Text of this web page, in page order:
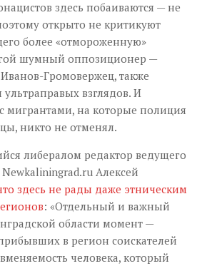
здесь побаиваются — не
открыто не критикуют
более «отмороженную»
шумный оппозиционер —
Громовержец, также
взглядов. И
мигрантами, на которые полиция
никто не отменял.
либералом редактор ведущего
Алексей
здесь не рады даже этническим
: «Отдельный и важный
области момент —
в регион соискателей
человека, который